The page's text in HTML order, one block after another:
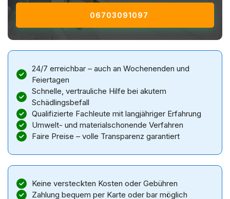
06703091097
24/7 erreichbar – auch an Wochenenden und
Feiertagen
Schnelle, vertrauliche Hilfe bei akutem
Schädlingsbefall
Qualifizierte Fachleute mit langjähriger Erfahrung
Umwelt- und materialschonende Verfahren
Faire Preise – volle Transparenz garantiert
Keine versteckten Kosten oder Gebühren
Zahlung bequem per Karte oder bar möglich